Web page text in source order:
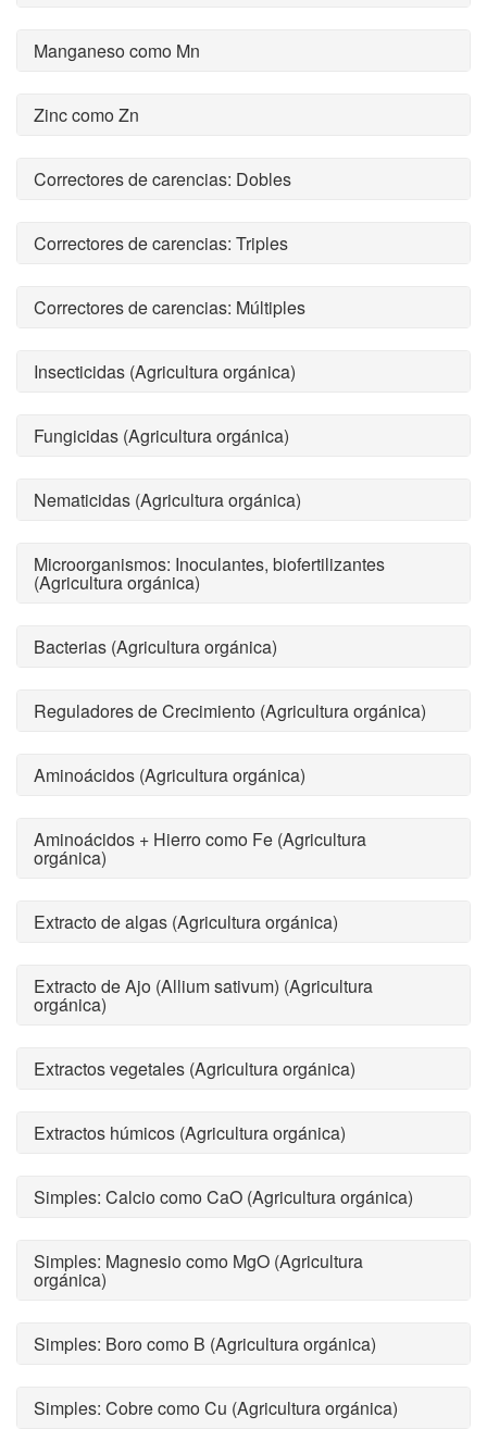
Manganeso como Mn
Zinc como Zn
Correctores de carencias: Dobles
Correctores de carencias: Triples
Correctores de carencias: Múltiples
Insecticidas (Agricultura orgánica)
Fungicidas (Agricultura orgánica)
Nematicidas (Agricultura orgánica)
Microorganismos: Inoculantes, biofertilizantes
(Agricultura orgánica)
Bacterias (Agricultura orgánica)
Reguladores de Crecimiento (Agricultura orgánica)
Aminoácidos (Agricultura orgánica)
Aminoácidos + Hierro como Fe (Agricultura
orgánica)
Extracto de algas (Agricultura orgánica)
Extracto de Ajo (Allium sativum) (Agricultura
orgánica)
Extractos vegetales (Agricultura orgánica)
Extractos húmicos (Agricultura orgánica)
Simples: Calcio como CaO (Agricultura orgánica)
Simples: Magnesio como MgO (Agricultura
orgánica)
Simples: Boro como B (Agricultura orgánica)
Simples: Cobre como Cu (Agricultura orgánica)